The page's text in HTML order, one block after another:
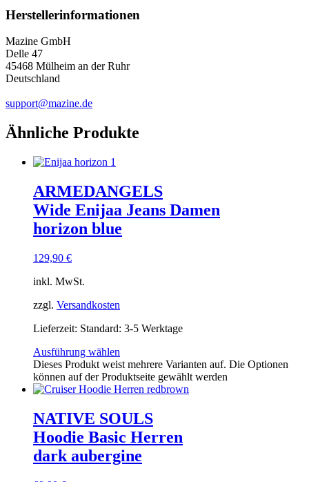
Herstellerinformationen
Mazine GmbH
Delle 47
45468 Mülheim an der Ruhr
Deutschland
support@mazine.de
Ähnliche Produkte
ARMEDANGELS
Wide Enijaa Jeans Damen
horizon blue
129,90 €
inkl. MwSt.
zzgl. Versandkosten
Lieferzeit: Standard: 3-5 Werktage
Ausführung wählen
Dieses Produkt weist mehrere Varianten auf. Die Optionen
können auf der Produktseite gewählt werden
NATIVE SOULS
Hoodie Basic Herren
dark aubergine